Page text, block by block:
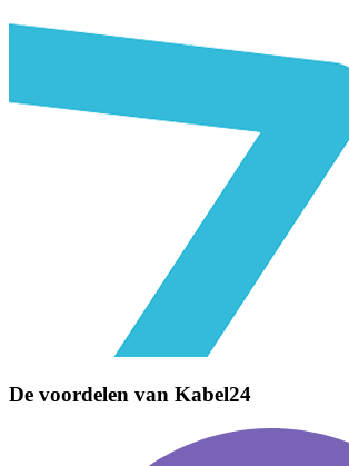
De voordelen van Kabel24